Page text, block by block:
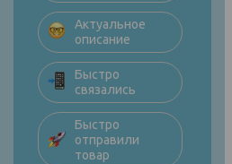
Актуальное
описание
Быстро
связались
Быстро
отправили
товар